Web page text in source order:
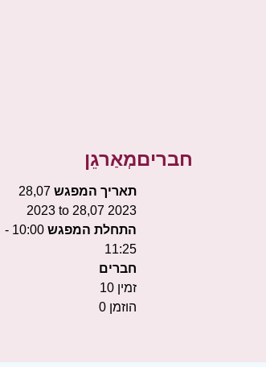
מְאַרגֵן
תאריך המפגש 28,07
2023 to 28,07 2023
התחלת המפגש
10:00 -
11:25
חברים
10 זמין
0 הוזמן
חברים